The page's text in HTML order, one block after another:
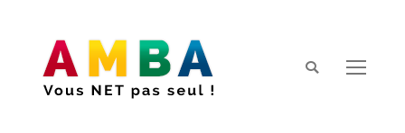
Search: